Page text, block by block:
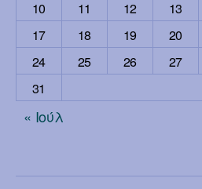
10
11 12 13
17
18 19 20
24
25 26 27
31
« Ιούλ